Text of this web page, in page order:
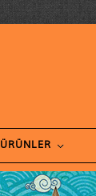
ÜRÜNLER